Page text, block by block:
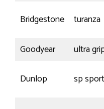
Bridgestone turanza
Goodyear
ultra
Dunlop
sp